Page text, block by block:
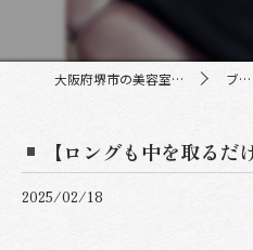
大阪府堺市の美容室ならFor-Relive ブログ
【ロングも中を取るだ
2025/02/18